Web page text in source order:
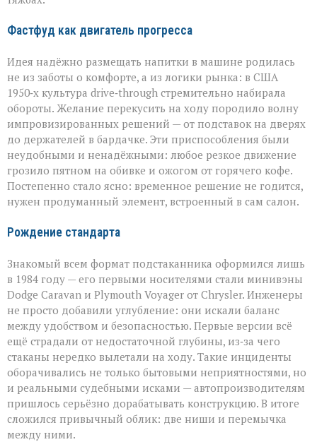
Фастфуд как двигатель прогресса
Идея надёжно размещать напитки в машине родилась
не из заботы о комфорте, а из логики рынка: в США
1950‑х культура drive‑through стремительно набирала
обороты. Желание перекусить на ходу породило волну
импровизированных решений — от подставок на дверях
до держателей в бардачке. Эти приспособления были
неудобными и ненадёжными: любое резкое движение
грозило пятном на обивке и ожогом от горячего кофе.
Постепенно стало ясно: временное решение не годится,
нужен продуманный элемент, встроенный в сам салон.
Рождение стандарта
Знакомый всем формат подстаканника оформился лишь
в 1984 году — его первыми носителями стали минивэны
Dodge Caravan и Plymouth Voyager от Chrysler. Инженеры
не просто добавили углубление: они искали баланс
между удобством и безопасностью. Первые версии всё
ещё страдали от недостаточной глубины, из‑за чего
стаканы нередко вылетали на ходу. Такие инциденты
оборачивались не только бытовыми неприятностями, но
и реальными судебными исками — автопроизводителям
пришлось серьёзно дорабатывать конструкцию. В итоге
сложился привычный облик: две ниши и перемычка
между ними.